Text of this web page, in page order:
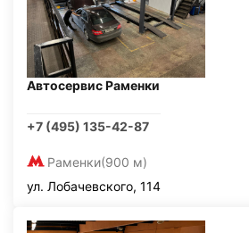
Автосервис Раменки
+7 (495) 135-42-87
Раменки(900 м)
ул. Лобачевского, 114